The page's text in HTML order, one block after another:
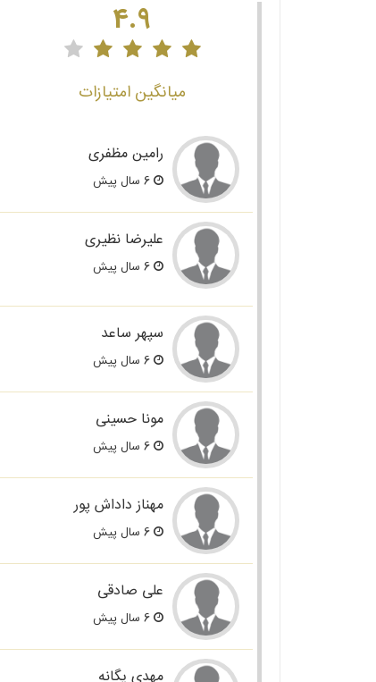
4.9
میانگین امتیازات
رامین مظفری
علیرضا نظیری
سپهر ساعد
مونا حسینی
مهناز داداش پور
علی صادقی
مهدی یگانه